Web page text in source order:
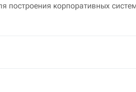
построения корпоративных